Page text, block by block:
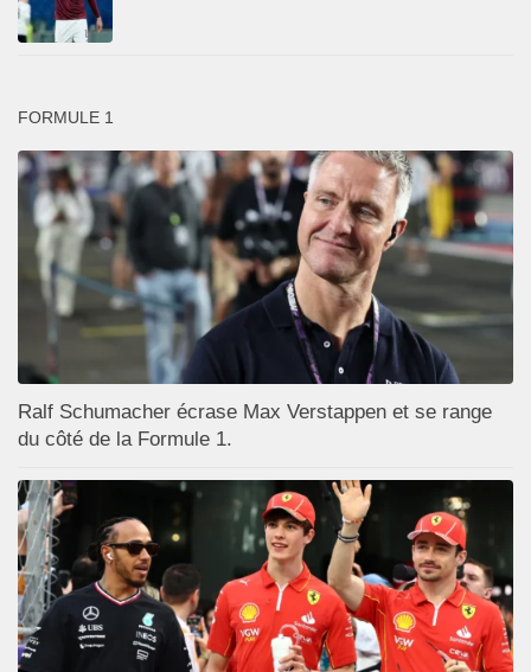
FORMULE 1
Ralf Schumacher écrase Max Verstappen et se range
du côté de la Formule 1.